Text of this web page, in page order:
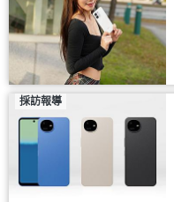
採訪報導